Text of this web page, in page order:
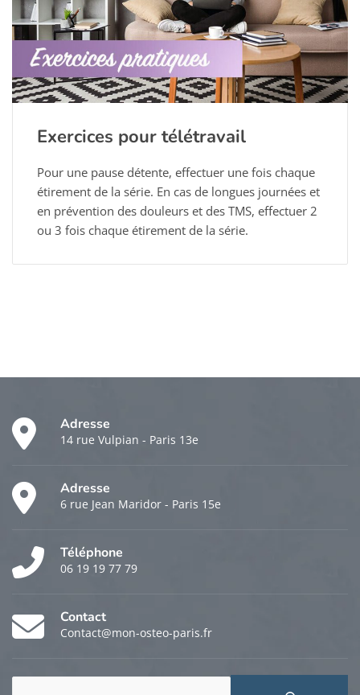
Exercices pour télétravail
Pour une pause détente, effectuer une fois chaque
étirement de la série. En cas de longues journées et
en prévention des douleurs et des TMS, effectuer 2
ou 3 fois chaque étirement de la série.
Adresse
14 rue Vulpian - Paris 13e
Adresse
6 rue Jean Maridor - Paris 15e
Téléphone
06 19 19 77 79
Contact
Contact@mon-osteo-paris.fr